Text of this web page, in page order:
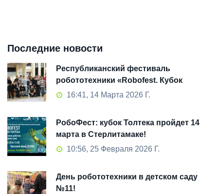
Последние новости
Республиканский фестиваль
робототехники «Robofest. Кубок
Толтека» 2026: как это было
16:41, 14 Марта 2026 Г.
РобоФест: кубок Толтека пройдет 14
марта в Стерлитамаке!
10:56, 25 Февраля 2026 Г.
День робототехники в детском саду
№11!